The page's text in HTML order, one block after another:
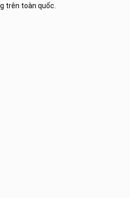
trên toàn quốc.